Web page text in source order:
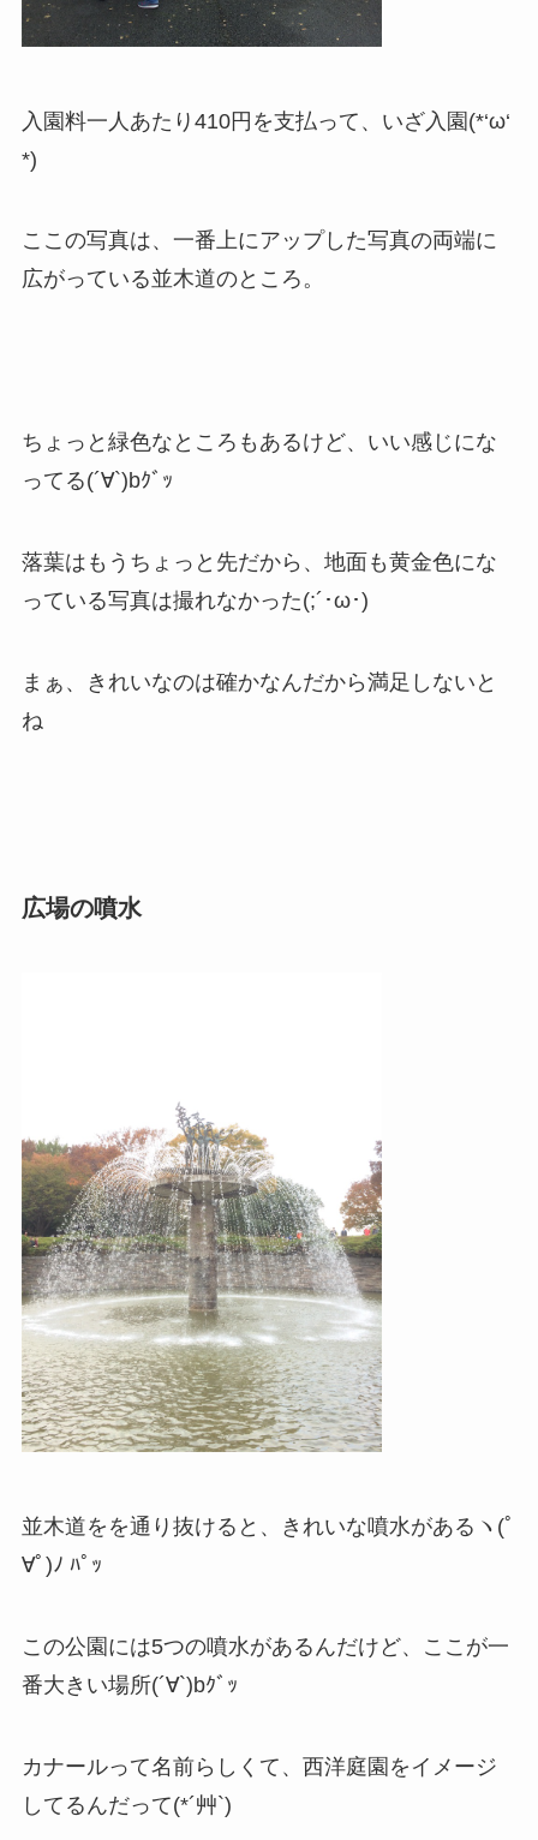
入園料一人あたり410円を支払って、いざ入園(*‘ω‘
*)
ここの写真は、一番上にアップした写真の両端に
広がっている並木道のところ。
ちょっと緑色なところもあるけど、いい感じにな
ってる(´∀`)bｸﾞｯ
落葉はもうちょっと先だから、地面も黄金色にな
っている写真は撮れなかった(;´･ω･)
まぁ、きれいなのは確かなんだから満足しないと
ね
広場の噴水
並木道をを通り抜けると、きれいな噴水があるヽ(ﾟ
∀ﾟ)ﾉ ﾊﾟｯ
この公園には5つの噴水があるんだけど、ここが一
番大きい場所(´∀`)bｸﾞｯ
カナールって名前らしくて、西洋庭園をイメージ
してるんだって(*´艸`)